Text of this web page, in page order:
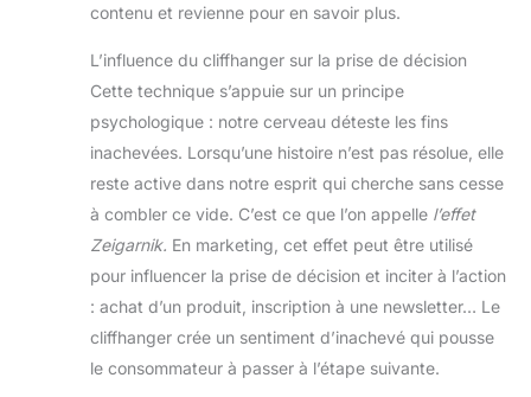
contenu et revienne pour en savoir plus.
L’influence du cliffhanger sur la prise de décision
Cette technique s’appuie sur un principe
psychologique : notre cerveau déteste les fins
inachevées. Lorsqu’une histoire n’est pas résolue, elle
reste active dans notre esprit qui cherche sans cesse
à combler ce vide. C’est ce que l’on appelle l’effet
Zeigarnik. En marketing, cet effet peut être utilisé
pour influencer la prise de décision et inciter à l’action
: achat d’un produit, inscription à une newsletter… Le
cliffhanger crée un sentiment d’inachevé qui pousse
le consommateur à passer à l’étape suivante.